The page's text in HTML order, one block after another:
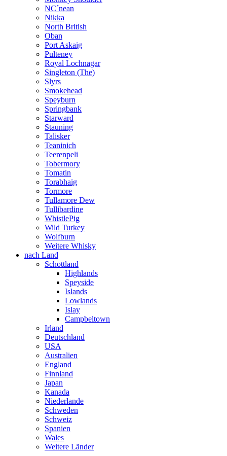
NC´nean
Nikka
North British
Oban
Port Askaig
Pulteney
Royal Lochnagar
Singleton (The)
Slyrs
Smokehead
Speyburn
Springbank
Starward
Stauning
Talisker
Teaninich
Teerenpeli
Tobermory
Tomatin
Torabhaig
Tormore
Tullamore Dew
Tullibardine
WhistlePig
Wild Turkey
Wolfburn
Weitere Whisky
nach Land
Schottland
Highlands
Speyside
Islands
Lowlands
Islay
Campbeltown
Irland
Deutschland
USA
Australien
England
Finnland
Japan
Kanada
Niederlande
Schweden
Schweiz
Spanien
Wales
Weitere Länder